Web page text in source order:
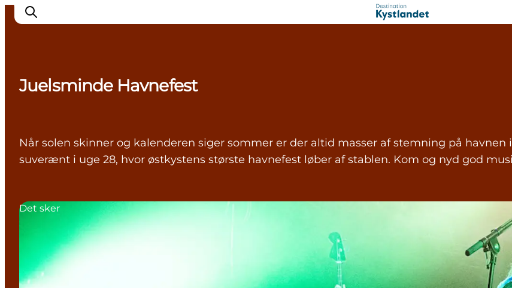
Oplevelser
Overnatning
Juelsminde Havnefest
Når solen skinner og kalenderen siger sommer er der altid masser af stemning på
suverænt i uge 28, hvor østkystens største havnefest løber af stablen. Kom og nyd god
Det sker